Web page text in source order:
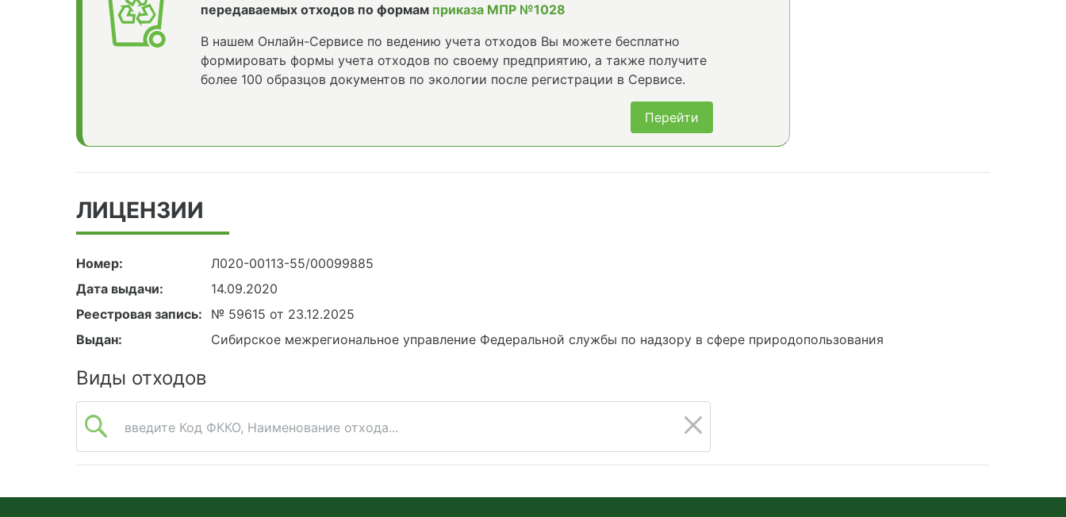
передаваемых отходов по формам приказа МПР №1028
В нашем Онлайн-Сервисе по ведению учета отходов Вы можете бесплатно
формировать формы учета отходов по своему предприятию, а также получите
более 100 образцов документов по экологии после регистрации в Сервисе.
Перейти
ЛИЦЕНЗИИ
Номер:
Л020-00113-55/00099885
Дата выдачи:
14.09.2020
Реестровая запись:
№ 59615 от 23.12.2025
Выдан:
Сибирское межрегиональное управление Федеральной службы по надзору в сфере природопользования
Виды отходов
введите Код ФККО, Наименование отхода...